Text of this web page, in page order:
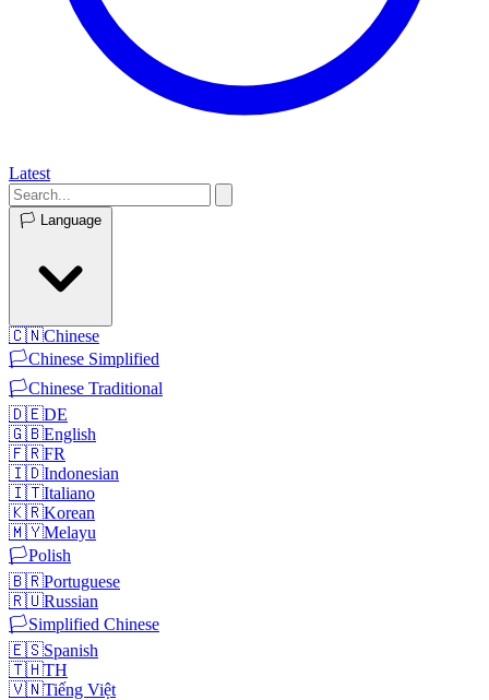
Latest
🏳️ Language
🇨🇳Chinese
🏳️Chinese Simplified
🏳️Chinese Traditional
🇩🇪DE
🇬🇧English
🇫🇷FR
🇮🇩Indonesian
🇮🇹Italiano
🇰🇷Korean
🇲🇾Melayu
🏳️Polish
🇧🇷Portuguese
🇷🇺Russian
🏳️Simplified Chinese
🇪🇸Spanish
🇹🇭TH
🇻🇳Tiếng Việt